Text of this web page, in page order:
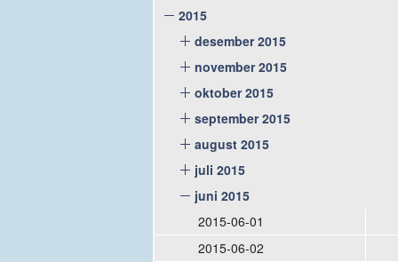
2015
desember 2015
november 2015
oktober 2015
september 2015
august 2015
juli 2015
juni 2015
2015-06-01
2015-06-02